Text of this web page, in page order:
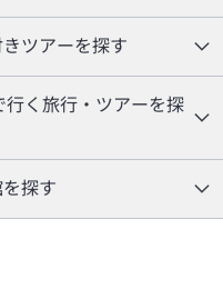
ツアーを探す
く旅行・ツアーを探
探す